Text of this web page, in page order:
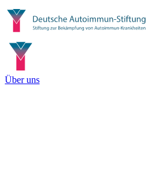
Über uns